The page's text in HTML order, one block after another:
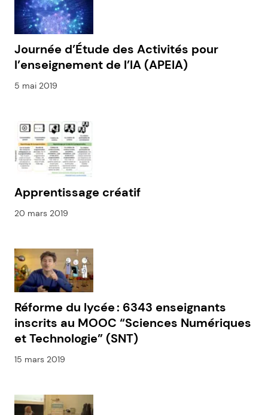
Journée d’Étude des Activités pour
l’enseignement de l’IA (APEIA)
5 mai 2019
Apprentissage créatif
20 mars 2019
Réforme du lycée : 6343 enseignants
inscrits au MOOC “Sciences Numériques
et Technologie” (SNT)
15 mars 2019